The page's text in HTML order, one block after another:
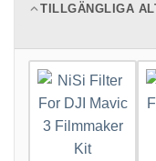
TILLGÄNGLIGA